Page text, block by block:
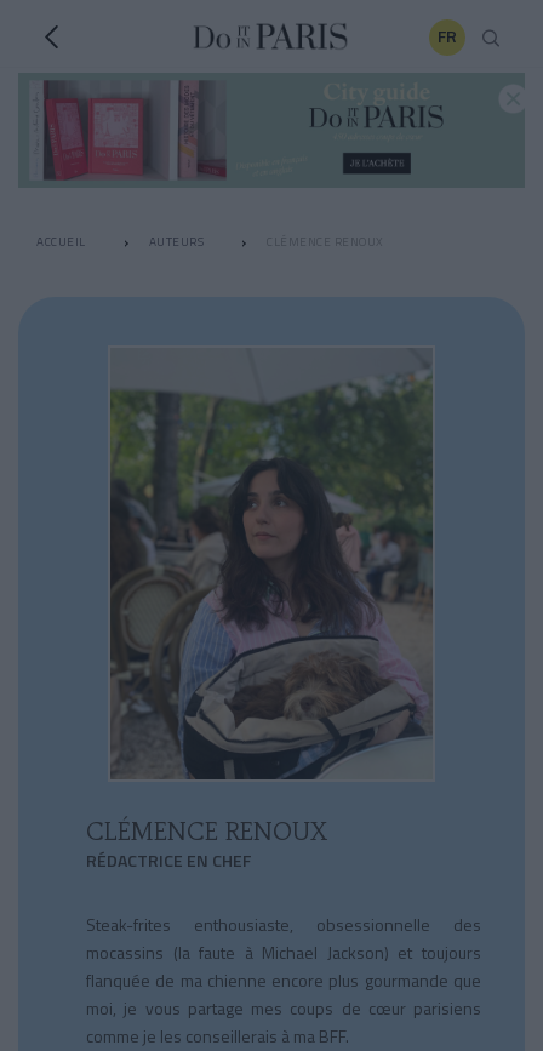
FR
ACCUEIL AUTEURS
CLÉMENCE RENOUX
RÉDACTRICE EN CHEF
Steak-frites enthousiaste, obsessionnelle des
mocassins (la faute à Michael Jackson) et toujours
flanquée de ma chienne encore plus gourmande que
moi, je vous partage mes coups de cœur parisiens
comme je les conseillerais à ma BFF.